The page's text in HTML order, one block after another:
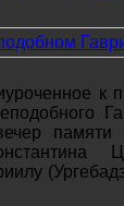
памяти